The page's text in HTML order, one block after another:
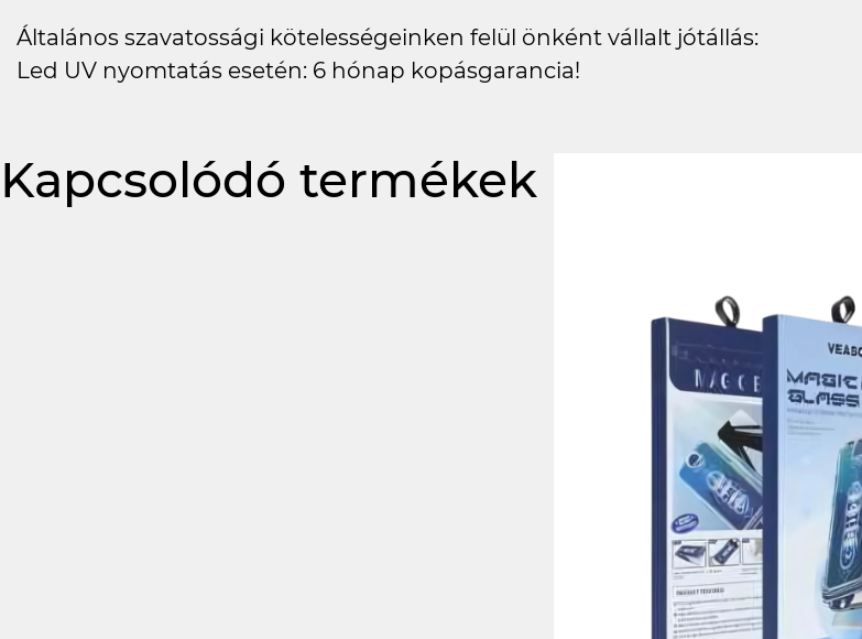
Általános szavatossági kötelességeinken felül önként vállalt jótállás:
Led UV nyomtatás esetén: 6 hónap kopásgarancia!
Kapcsolódó termékek